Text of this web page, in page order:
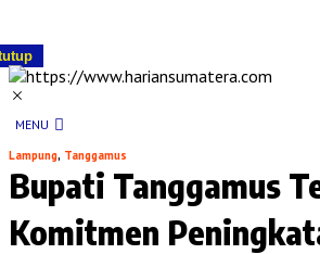
MENU
Lampung, Tanggamus
Bupati Tanggamus
Komitmen